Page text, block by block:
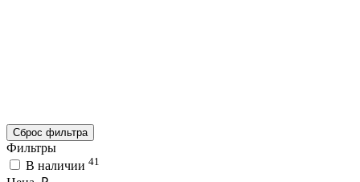
Сброс фильтра
Фильтры
В наличии 41